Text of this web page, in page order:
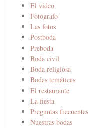
El vídeo
Fotógrafo
Las fotos
Postboda
Preboda
Boda civil
Boda religiosa
Bodas temáticas
El restaurante
La fiesta
Preguntas frecuentes
Nuestras bodas